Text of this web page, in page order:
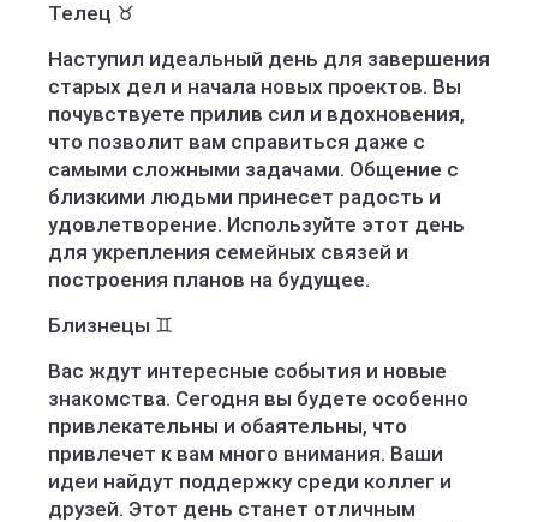
Телец ♉️
Наступил идеальный день для завершения
старых дел и начала новых проектов. Вы
почувствуете прилив сил и вдохновения,
что позволит вам справиться даже с
самыми сложными задачами. Общение с
близкими людьми принесет радость и
удовлетворение. Используйте этот день
для укрепления семейных связей и
построения планов на будущее.
Близнецы ♊️
Вас ждут интересные события и новые
знакомства. Сегодня вы будете особенно
привлекательны и обаятельны, что
привлечет к вам много внимания. Ваши
идеи найдут поддержку среди коллег и
друзей. Этот день станет отличным